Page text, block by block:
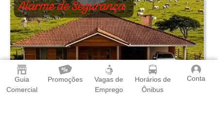
Guia
Comercial
Promoções
Vagas de
Emprego
Horários de
Ônibus
Conta